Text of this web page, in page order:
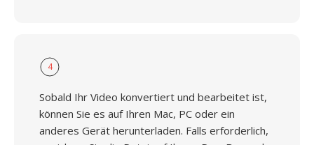
4
Sobald Ihr Video konvertiert und bearbeitet ist,
können Sie es auf Ihren Mac, PC oder ein
anderes Gerät herunterladen. Falls erforderlich,